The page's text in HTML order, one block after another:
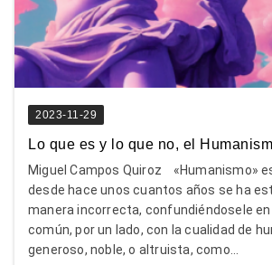
2023-11-29
Lo que es y lo que no, el
Miguel Campos Quiroz «Humanismo»
desde hace unos cuantos años se ha
manera incorrecta, confundiéndosele en
común, por un lado, con la cualidad de
generoso, noble, o altruista, como...